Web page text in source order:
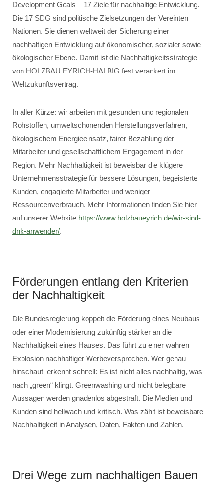
Development Goals – 17 Ziele für nachhaltige Entwicklung.
Die 17 SDG sind politische Zielsetzungen der Vereinten
Nationen. Sie dienen weltweit der Sicherung einer
nachhaltigen Entwicklung auf ökonomischer, sozialer sowie
ökologischer Ebene. Damit ist die Nachhaltigkeitsstrategie
von HOLZBAU EYRICH-HALBIG fest verankert im
Weltzukunftsvertrag.
In aller Kürze: wir arbeiten mit gesunden und regionalen
Rohstoffen, umweltschonenden Herstellungsverfahren,
ökologischem Energieeinsatz, fairer Bezahlung der
Mitarbeiter und gesellschaftlichem Engagement in der
Region. Mehr Nachhaltigkeit ist beweisbar die klügere
Unternehmensstrategie für bessere Lösungen, begeisterte
Kunden, engagierte Mitarbeiter und weniger
Ressourcenverbrauch. Mehr Informationen finden Sie hier
auf unserer Website https://www.holzbaueyrich.de/wir-sind-
dnk-anwender/.
Förderungen entlang den Kriterien
der Nachhaltigkeit
Die Bundesregierung koppelt die Förderung eines Neubaus
oder einer Modernisierung zukünftig stärker an die
Nachhaltigkeit eines Hauses. Das führt zu einer wahren
Explosion nachhaltiger Werbeversprechen. Wer genau
hinschaut, erkennt schnell: Es ist nicht alles nachhaltig, was
nach „green“ klingt. Greenwashing und nicht belegbare
Aussagen werden gnadenlos abgestraft. Die Medien und
Kunden sind hellwach und kritisch. Was zählt ist beweisbare
Nachhaltigkeit in Analysen, Daten, Fakten und Zahlen.
Drei Wege zum nachhaltigen Bauen